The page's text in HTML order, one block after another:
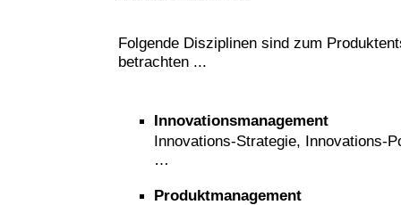
Folgende Disziplinen sind zum
betrachten ...
Innovationsmanagement
Innovations-Strategie, Innovations-
Produktmanagement